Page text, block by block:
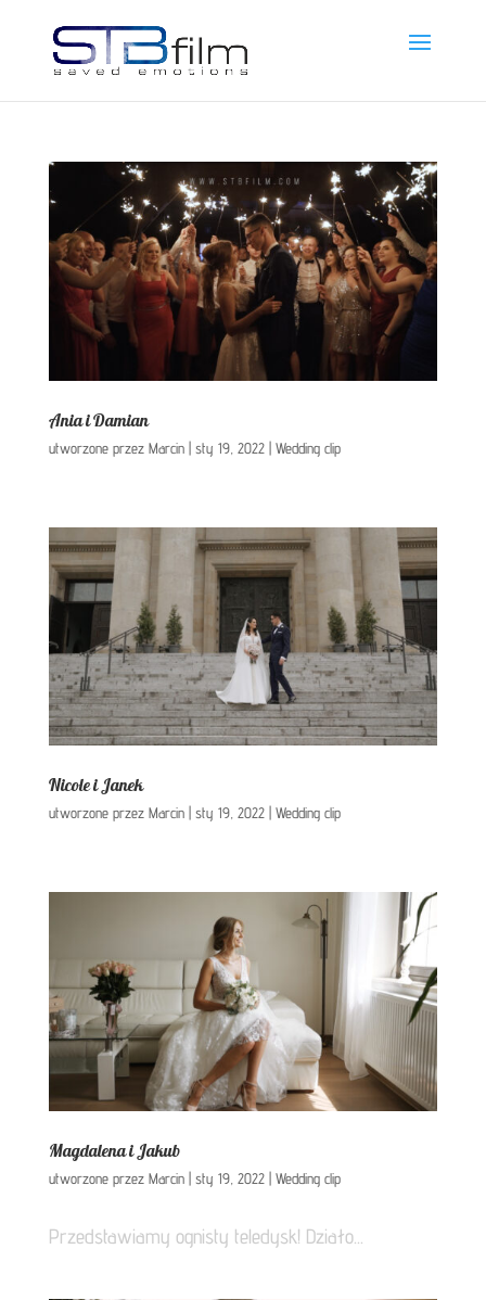
Ania i Damian
utworzone przez Marcin| sty 19, 2022| Wedding clip
Nicole i Janek
utworzone przez Marcin| sty 19, 2022| Wedding clip
Magdalena i Jakub
utworzone przez Marcin| sty 19, 2022| Wedding clip
Przedstawiamy ognisty teledysk! Działo...